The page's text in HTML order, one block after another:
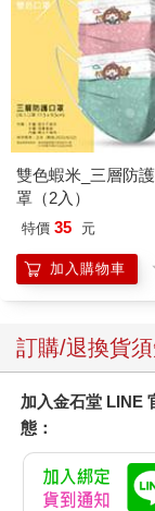
雙色蝦米_三層防
罩（2入）
特價 35 元
加入購物車
訂購/退換貨
加入金石堂 LINE
態：